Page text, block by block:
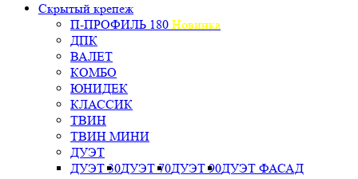
Скрытый крепеж
П-ПРОФИЛЬ 180 Новинка
ДПК
ВАЛЕТ
КОМБО
ЮНИДЕК
КЛАССИК
ТВИН
ТВИН МИНИ
ДУЭТ
ДУЭТ 30ДУЭТ 70ДУЭТ 90ДУЭТ ФАСАД